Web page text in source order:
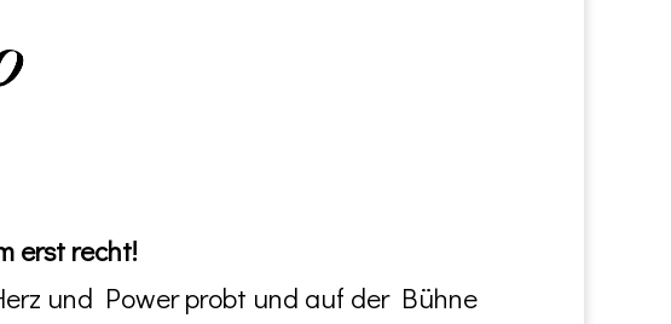
erst recht!
und Power probt und auf der Bühne